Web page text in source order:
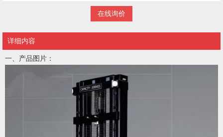
在线询价
详细内容
一、产品图片：